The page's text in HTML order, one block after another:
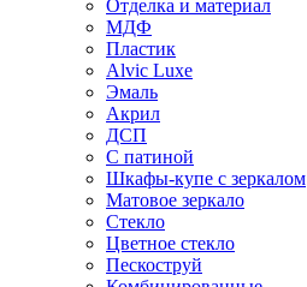
Отделка и материал
МДФ
Пластик
Alvic Luxe
Эмаль
Акрил
ДСП
С патиной
Шкафы-купе с зеркалом
Матовое зеркало
Стекло
Цветное стекло
Пескоструй